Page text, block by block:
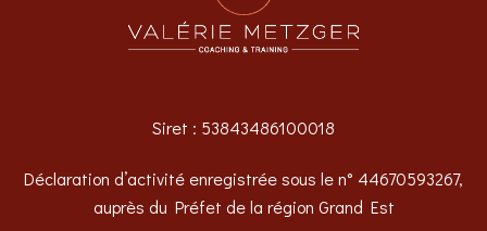
Siret : 53843486100018
Déclaration d’activité enregistrée sous le n° 44670593267,
auprès du Préfet de la région Grand Est